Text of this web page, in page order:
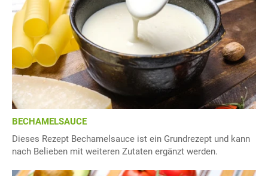
BECHAMELSAUCE
Dieses Rezept Bechamelsauce ist ein Grundrezept und kann
nach Belieben mit weiteren Zutaten ergänzt werden.